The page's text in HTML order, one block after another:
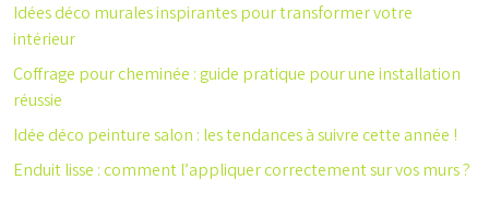
Idées déco murales inspirantes pour transformer votre
intérieur
Coffrage pour cheminée : guide pratique pour une installation
réussie
Idée déco peinture salon : les tendances à suivre cette année !
Enduit lisse : comment l’appliquer correctement sur vos murs ?